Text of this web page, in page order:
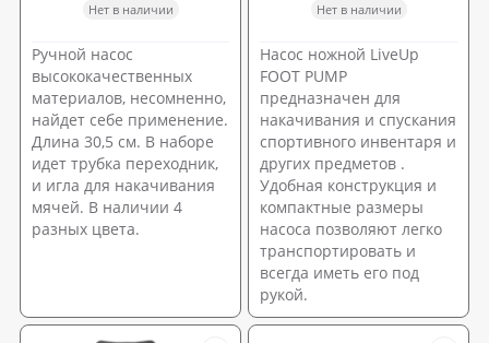
Нет в наличии
Ручной насос
высококачественных
материалов, несомненно,
найдет себе применение.
Длина 30,5 см. В наборе
идет трубка переходник,
и игла для накачивания
мячей. В наличии 4
разных цвета.
Нет в наличии
Насос ножной LiveUp
FOOT PUMP
предназначен для
накачивания и спускания
спортивного инвентаря и
других предметов .
Удобная конструкция и
компактные размеры
насоса позволяют легко
транспортировать и
всегда иметь его под
рукой.